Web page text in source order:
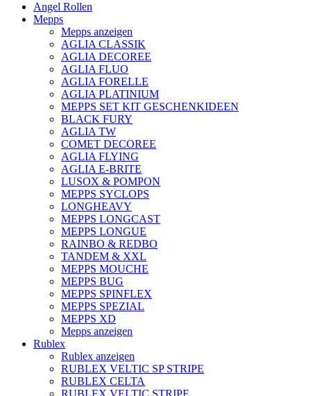
Angel Rollen
Mepps
Mepps anzeigen
AGLIA CLASSIK
AGLIA DECOREE
AGLIA FLUO
AGLIA FORELLE
AGLIA PLATINIUM
MEPPS SET KIT GESCHENKIDEEN
BLACK FURY
AGLIA TW
COMET DECOREE
AGLIA FLYING
AGLIA E-BRITE
LUSOX & POMPON
MEPPS SYCLOPS
LONGHEAVY
MEPPS LONGCAST
MEPPS LONGUE
RAINBO & REDBO
TANDEM & XXL
MEPPS MOUCHE
MEPPS BUG
MEPPS SPINFLEX
MEPPS SPEZIAL
MEPPS XD
Mepps anzeigen
Rublex
Rublex anzeigen
RUBLEX VELTIC SP STRIPE
RUBLEX CELTA
RUBLEX VELTIC STRIPE